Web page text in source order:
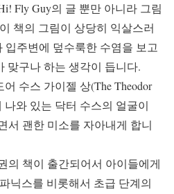
Fly Guy의 글 뿐만 아니라 그림
책의 그림이 상당히 익살스러
입주변에 덮수룩한 수염을 보고
맞구나 하는 생각이 듭니다.
수스 가이젤 상(The Theodor
나와 있는 닥터 수스의 얼굴이
서 괜한 미소를 자아내게 합니
의 책이 출간되어서 아이들에게
닉스를 비롯해서 초급 단계의